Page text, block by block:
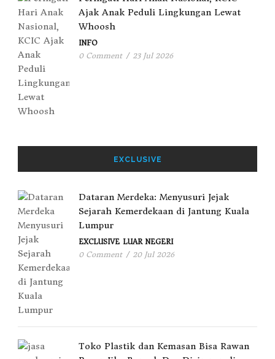
Ajak Anak Peduli Lingkungan Lewat
Whoosh
INFO
0 Comment / 23 Jul 2026
EXCLUSIVE
Dataran Merdeka: Menyusuri Jejak
Sejarah Kemerdekaan di Jantung Kuala
Lumpur
EXCLUSIVE LUAR NEGERI
0 Comment / 20 Jul 2026
Toko Plastik dan Kemasan Bisa Rawan